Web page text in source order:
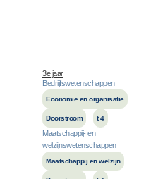
3e jaar
Bedrijfswetenschappen
Economie en organisatie
Doorstroom t 4
Maatschappij- en
welzijnswetenschappen
Maatschappij en welzijn